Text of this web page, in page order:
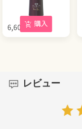
6,600 円 (税込)
購入
レビュー